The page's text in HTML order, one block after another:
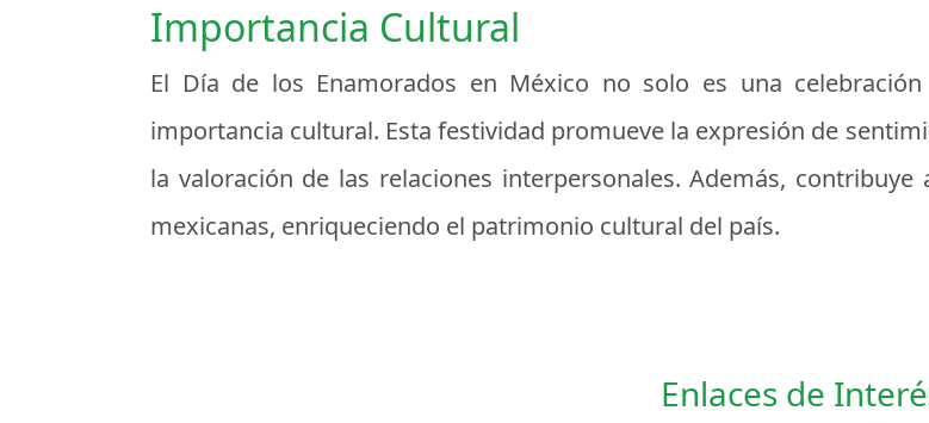
Importancia Cultural
El Día de los Enamorados en México no solo es una
importancia cultural. Esta festividad promueve la expresión de
la valoración de las relaciones interpersonales. Además,
mexicanas, enriqueciendo el patrimonio cultural del país.
Enlaces de